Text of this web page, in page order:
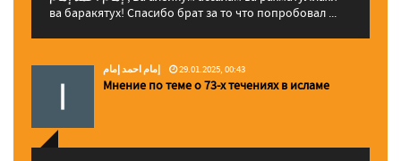
ва баракятух! Спасибо брат за то что попробовал ...
إمام احمد إمام 29.01.2025, 00:43
Мнение по теме о 73-х течениях в исламе